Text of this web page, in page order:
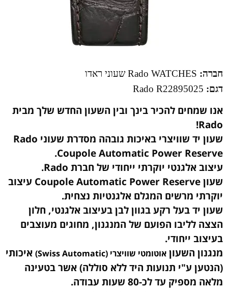
חברה:
דגם: R22895025
אנו שמחים להכיר בינך ובין השעון החדש שלך מבית
Rado!
שעון יד שוויצרי באיכות גובהה מסדרת שעוני Rado
Coupole Automatic Power Reserve.
עיצוב אלגנטי יוקרתי ייחודי של חברת Rado.
שעון Coupole Automatic Power Reserve עיצוב
יוקרתי מרשים המגלם אלגנטיות נצחית.
שעון יד בעל רקע בגוון לבן בעיצוב אלגנטי, חלון
הצצה לליבו הפועם של המנגנון, מחוגים מעוצבים
בעיצוב ייחודי.
מנגנון השעון אוטומטי שוויצרי (Swiss Automatic)
איכותי
(הנטען ע"י תנועות היד ללא סוללה) אשר בטעינה
מלאה מספיק עד לכ-80 שעות עבודה.